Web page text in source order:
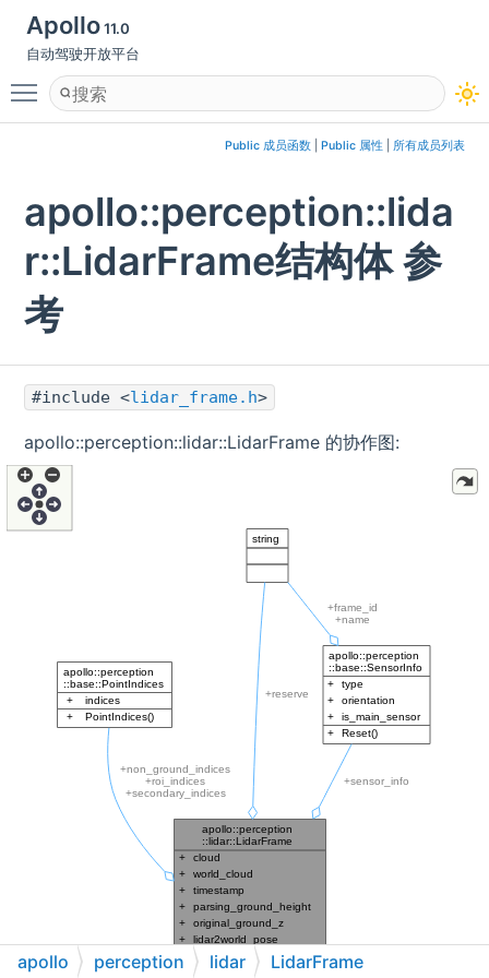
Apollo11.0
自动驾驶开放平台
Toggle main menu visibility
Public 成员函数| Public 属性 所有成员列表
apollo::perception::lida
r::LidarFrame结构体 参
考
#include <lidar_frame.h>
apollo::perception::lidar::LidarFrame 的协作图:
apollo perception lidar LidarFrame